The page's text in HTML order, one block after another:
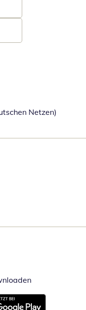
Netzen)
Öffnet in